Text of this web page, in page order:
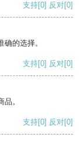
支持[0] 反对[0]
的选择。
支持[0] 反对[0]
。
支持[0] 反对[0]